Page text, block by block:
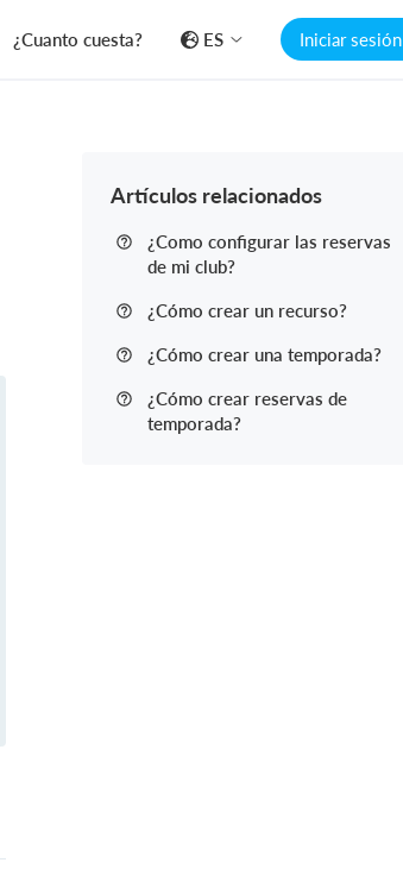
¿Cuanto cuesta? ES Iniciar sesión
Artículos relacionados
¿Como configurar las reservas
de mi club?
¿Cómo crear un recurso?
¿Cómo crear una temporada?
¿Cómo crear reservas de
temporada?